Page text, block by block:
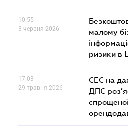
10.55
3 червня 2026
малому
ризики в
17.03
29 травня 2026
СЕС на
ДПС